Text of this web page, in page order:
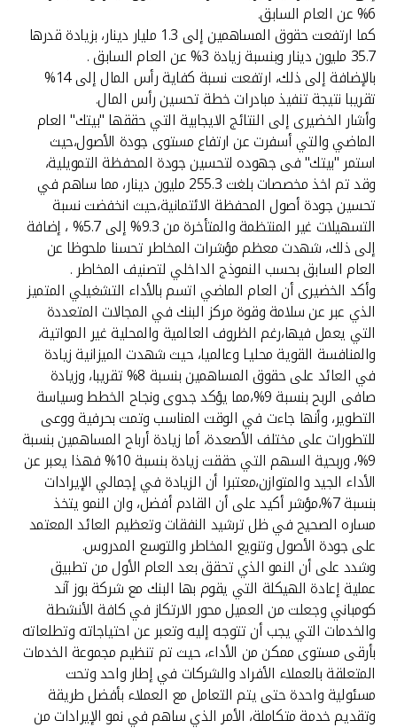
6% عن العام السابق.
كما ارتفعت حقوق المساهمين إلى 1.3 مليار دينار، بزيادة قدرها
35.7 مليون دينار وبنسبة زيادة 3% عن العام السابق .
بالإضافة إلى ذلك، ارتفعت نسبة كفاية رأس المال إلى 14%
تقريبا نتيجة تنفيذ مبادرات خطة تحسين رأس المال.
وأشار الخضيرى إلى النتائج الايجابية التي حققها "بيتك" العام
الماضي والتي أسفرت عن ارتفاع مستوى جودة الأصول،حيث
استمر "بيتك" فى جهوده لتحسين جودة المحفظة التمويلية،
وقد تم اخذ مخصصات بلغت 255.3 مليون دينار، مما ساهم في
تحسين جودة أصول المحفظة الائتمانية،حيث انخفضت نسبة
التسهيلات غير المنتظمة والمتأخرة من 9.3% إلى 5.7% ، إضافة
إلى ذلك، شهدت معظم مؤشرات المخاطر تحسنا ملحوظا عن
العام السابق بحسب النموذج الداخلي لتصنيف المخاطر .
وأكد الخضيرى أن العام الماضي اتسم بالأداء التشغيلي المتميز
الذي عبر عن سلامة وقوة مركز البنك في المجالات المتعددة
التي يعمل فيها،رغم الظروف العالمية والمحلية غير المواتية،
والمنافسة القوية محليـا وعالميا، حيث شهدت الميزانية زيادة
في العائد على حقوق المساهمين بنسبة 8% تقريبا، وزيادة
صافى الربح بنسبة 9%،مما يؤكد جدوى ونجاح الخطط وسياسة
التطوير، وأنها جاءت في الوقت المناسب وتمت بحرفية ووعى
للتطورات على مختلف الأصعدة، أما زيادة أرباح المساهمين بنسبة
9%، وربحية السهم التي حققت زيادة بنسبة 10% فهذا يعبر عن
الأداء الجيد والمتوازن،معتبرا أن الزيادة في إجمالي الإيرادات
بنسبة 7%،مؤشر أكيد على أن القادم أفضل، وان النمو يتخذ
مساره الصحيح في ظل ترشيد النفقات وتعظيم العائد المعتمد
على جودة الأصول وتنويع المخاطر والتوسع المدروس.
وشدد على أن النمو الذي تحقق بعد العام الأول من تطبيق
عملية إعادة الهيكلة التي يقوم بها البنك مع شركة بوز آند
كومباني وجعلت من العميل محور الارتكاز في كافة الأنشطة
والخدمات التي يجب أن تتوجه إليه وتعبر عن احتياجاته وتطلعاته
بأرقى مستوى ممكن من الأداء، حيث تم تنظيم مجموعة الخدمات
المتعلقة بالعملاء الأفراد والشركات في إطار واحد وتحت
مسئولية واحدة حتى يتم التعامل مع العملاء بأفضل طريقة
وتقديم خدمة متكاملة، الأمر الذي ساهم في نمو الإيرادات من